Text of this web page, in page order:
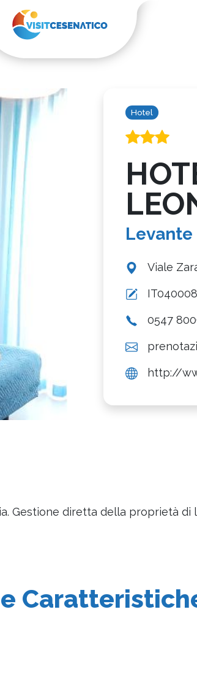
Hotel
Levante
Viale
0547
http://
Gestione diretta della proprietà di